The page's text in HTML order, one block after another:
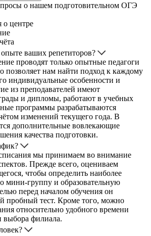
о нашем подготовительном ОГЭ
о центре
ваших репетиторов?
проводят только опытные педагоги
позволяет нам найти подход к каждому
индивидуальные особенности и
из преподавателей имеют
и дипломы, работают в учебных
программы разрабатываются
изменений текущего года. В
дополнительные вовлекающие
качества подготовки.
мы принимаем во внимание
Прежде всего, оцениваем
чтобы определить наиболее
мини-группу и образовательную
перед началом обучения он
пробный тест. Кроме того, можно
относительно удобного времени
выбора филиала.